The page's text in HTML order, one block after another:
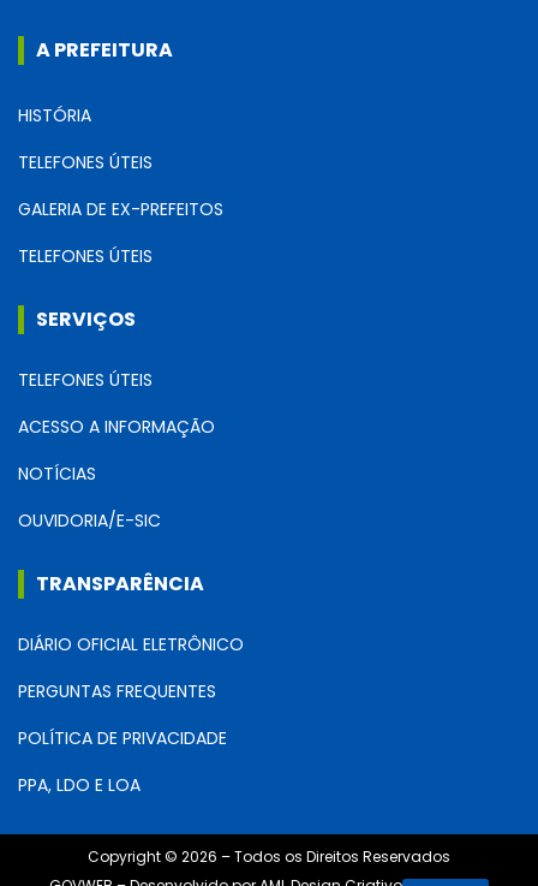
A PREFEITURA
HISTÓRIA
TELEFONES ÚTEIS
GALERIA DE EX-PREFEITOS
TELEFONES ÚTEIS
SERVIÇOS
TELEFONES ÚTEIS
ACESSO A INFORMAÇÃO
NOTÍCIAS
OUVIDORIA/E-SIC
TRANSPARÊNCIA
DIÁRIO OFICIAL ELETRÔNICO
PERGUNTAS FREQUENTES
POLÍTICA DE PRIVACIDADE
PPA, LDO E LOA
Copyright © 2026 – Todos os Direitos Reservados